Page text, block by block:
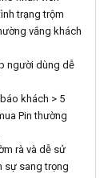
trạng trộm
vắng khách
người dùng dễ
khách > 5
Pin thường
rà và dễ sử
sự sang trọng